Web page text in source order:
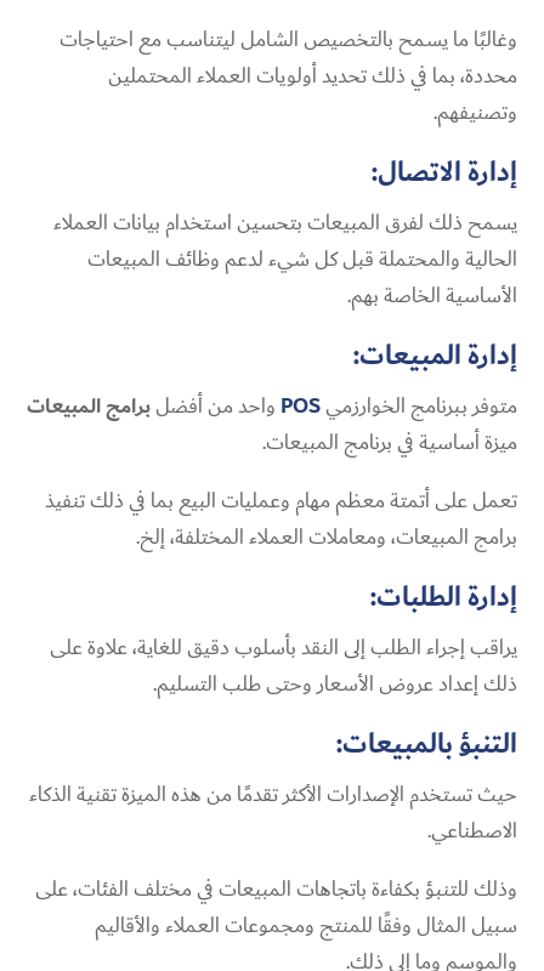
وغالبًا ما يسمح بالتخصيص الشامل ليتناسب مع احتياجات
محددة، بما في ذلك تحديد أولويات العملاء المحتملين
وتصنيفهم.
إدارة الاتصال:
يسمح ذلك لفرق المبيعات بتحسين استخدام بيانات العملاء
الحالية والمحتملة قبل كل شيء لدعم وظائف المبيعات
الأساسية الخاصة بهم.
إدارة المبيعات:
متوفر بـبرنامج الخوارزميPOS واحد من أفضلبرامج المبيعات
ميزة أساسية في برنامج المبيعات.
تعمل على أتمتة معظم مهام وعمليات البيع بما في ذلك تنفيذ
برامج المبيعات، ومعاملات العملاء المختلفة، إلخ.
إدارة الطلبات:
يراقب إجراء الطلب إلى النقد بأسلوب دقيق للغاية، علاوة على
ذلك إعداد عروض الأسعار وحتى طلب التسليم.
التنبؤ بالمبيعات:
حيث تستخدم الإصدارات الأكثر تقدمًا من هذه الميزة تقنية الذكاء
الاصطناعي.
وذلك للتنبؤ بكفاءة باتجاهات المبيعات في مختلف الفئات، على
سبيل المثال وفقًا للمنتج ومجموعات العملاء والأقاليم
والموسم وما إلى ذلك.